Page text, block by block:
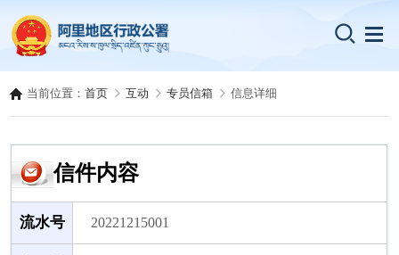
当前位置：首页 互动 专员信箱 信息详细
信件内容
流水号 20221215001